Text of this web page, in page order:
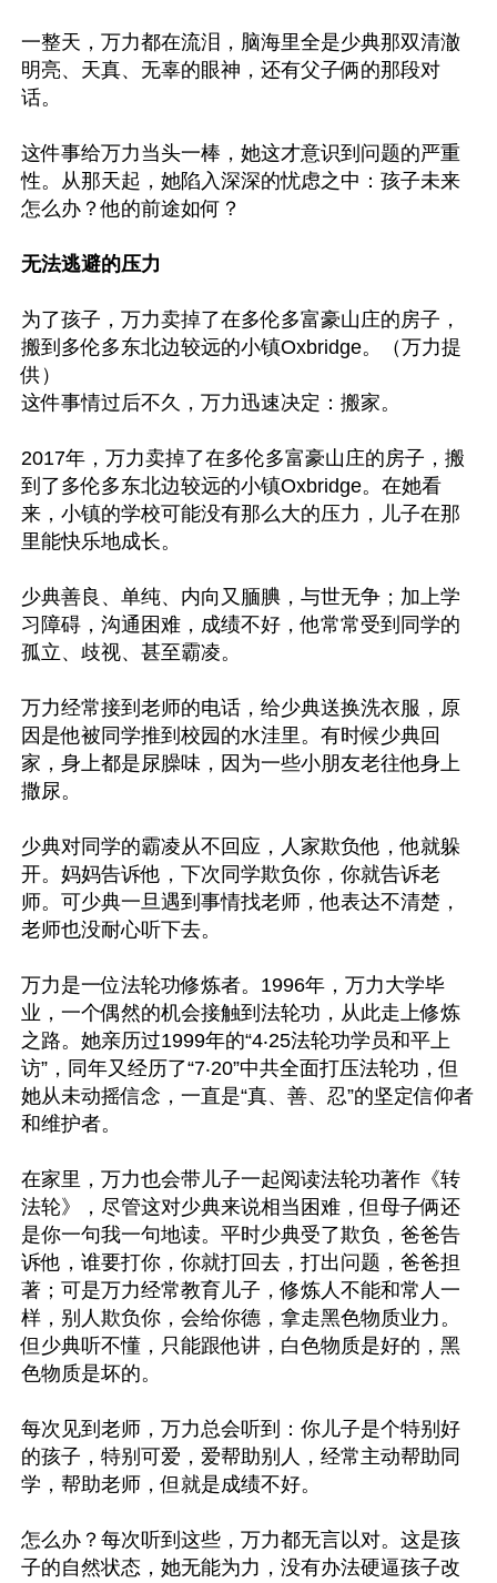
一整天，万力都在流泪，脑海里全是少典那双清澈
明亮、天真、无辜的眼神，还有父子俩的那段对
话。
这件事给万力当头一棒，她这才意识到问题的严重
性。从那天起，她陷入深深的忧虑之中：孩子未来
怎么办？他的前途如何？
无法逃避的压力
为了孩子，万力卖掉了在多伦多富豪山庄的房子，
搬到多伦多东北边较远的小镇Oxbridge。（万力提
供）
这件事情过后不久，万力迅速决定：搬家。
2017年，万力卖掉了在多伦多富豪山庄的房子，搬
到了多伦多东北边较远的小镇Oxbridge。在她看
来，小镇的学校可能没有那么大的压力，儿子在那
里能快乐地成长。
少典善良、单纯、内向又腼腆，与世无争；加上学
习障碍，沟通困难，成绩不好，他常常受到同学的
孤立、歧视、甚至霸凌。
万力经常接到老师的电话，给少典送换洗衣服，原
因是他被同学推到校园的水洼里。有时候少典回
家，身上都是尿臊味，因为一些小朋友老往他身上
撒尿。
少典对同学的霸凌从不回应，人家欺负他，他就躲
开。妈妈告诉他，下次同学欺负你，你就告诉老
师。可少典一旦遇到事情找老师，他表达不清楚，
老师也没耐心听下去。
万力是一位法轮功修炼者。1996年，万力大学毕
业，一个偶然的机会接触到法轮功，从此走上修炼
之路。她亲历过1999年的“4‧25法轮功学员和平上
访”，同年又经历了“7‧20”中共全面打压法轮功，但
她从未动摇信念，一直是“真、善、忍”的坚定信仰者
和维护者。
在家里，万力也会带儿子一起阅读法轮功著作《转
法轮》，尽管这对少典来说相当困难，但母子俩还
是你一句我一句地读。平时少典受了欺负，爸爸告
诉他，谁要打你，你就打回去，打出问题，爸爸担
著；可是万力经常教育儿子，修炼人不能和常人一
样，别人欺负你，会给你德，拿走黑色物质业力。
但少典听不懂，只能跟他讲，白色物质是好的，黑
色物质是坏的。
每次见到老师，万力总会听到：你儿子是个特别好
的孩子，特别可爱，爱帮助别人，经常主动帮助同
学，帮助老师，但就是成绩不好。
怎么办？每次听到这些，万力都无言以对。这是孩
子的自然状态，她无能为力，没有办法硬逼孩子改